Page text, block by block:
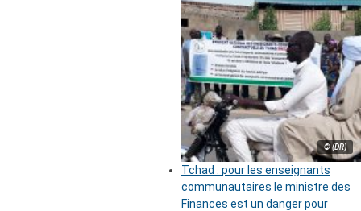
© (DR)
Tchad : pour les enseignants
communautaires le ministre des
Finances est un danger pour